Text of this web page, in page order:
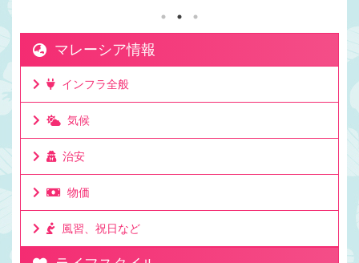
絡を取りやすい時差。移住して日本と仕事をしてい
る人もたくさんいる理由。ビジネスでリアルタイム
に連絡が取れるのは利点。ミーティングの時間も決
めやすいお昼休みの感覚も大体似た時間なのでわか
けど問題なし。時差としてはたった一時間 ...
マレーシア情報
インフラ全般
気候
治安
物価
風習、祝日など